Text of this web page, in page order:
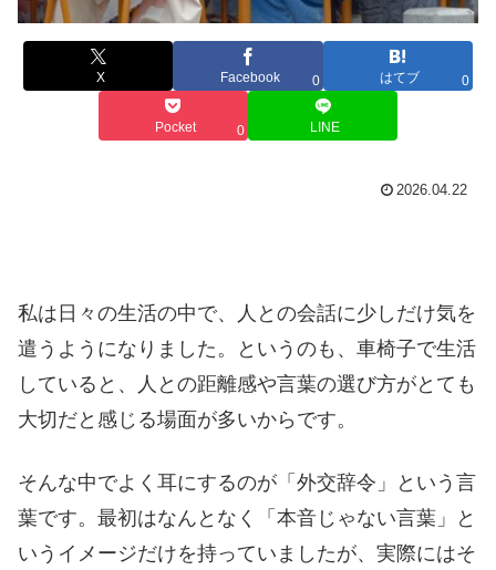
X Facebook 0 はてブ 0
Pocket 0 LINE
2026.04.22
私は日々の生活の中で、人との会話に少しだけ気を
遣うようになりました。というのも、車椅子で生活
していると、人との距離感や言葉の選び方がとても
大切だと感じる場面が多いからです。
そんな中でよく耳にするのが「外交辞令」という言
葉です。最初はなんとなく「本音じゃない言葉」と
いうイメージだけを持っていましたが、実際にはそ